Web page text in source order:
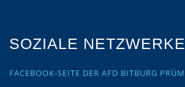
SOZIALE NETZWERKE
FACEBOOK-SEITE DER AFD BITBURG PRÜM